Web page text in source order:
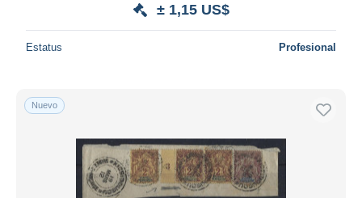
± 1,15 US$
Estatus Profesional
Nuevo